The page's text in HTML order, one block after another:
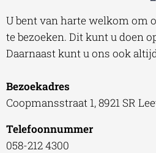
U bent van harte welkom om
te bezoeken. Dit kunt u doen
Daarnaast kunt u ons ook
Bezoekadres
Coopmansstraat 1, 8921 SR
Telefoonnummer
058-212 4300